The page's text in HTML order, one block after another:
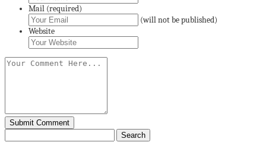
Mail (required)
(will not be published)
Website